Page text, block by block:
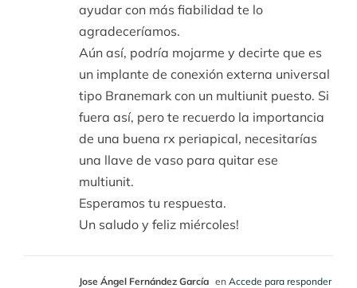
ayudar con más fiabilidad te lo
agradeceríamos.
Aún así, podría mojarme y decirte que es
un implante de conexión externa universal
tipo Branemark con un multiunit puesto. Si
fuera así, pero te recuerdo la importancia
de una buena rx periapical, necesitarías
una llave de vaso para quitar ese
multiunit.
Esperamos tu respuesta.
Un saludo y feliz miércoles!
Jose Ángel Fernández García en Accede para responder